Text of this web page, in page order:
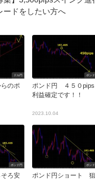
ードをしたい方へ
ドル円
のポ
ポンド
ポンド円 ４５０pips
利益確定です！！
2023.10.04
ポンド円
ろ安
ポンド
ポンド円ショート 狙